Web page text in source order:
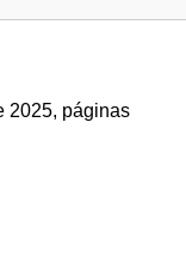
2025, páginas